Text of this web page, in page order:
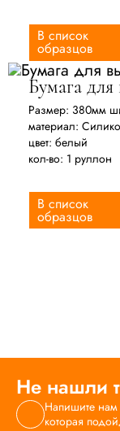
В список
образцов
Бумага
Размер: 380мм
материал:
цвет: белый
кол-во: 1 руллон
В список
образцов
Не нашли
Напишите нам
которая